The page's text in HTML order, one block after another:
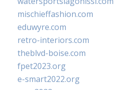
mischieffashion.com
eduwyre.com
retro-interiors.com
theblvd-boise.com
fpet2023.org
e-smart2022.org